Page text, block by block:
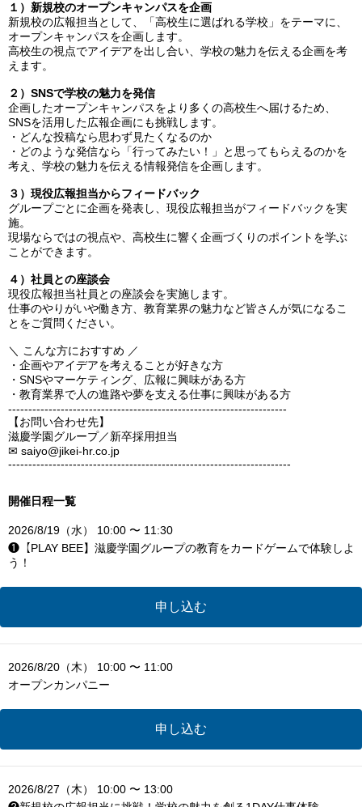
１）新規校のオープンキャンパスを企画
新規校の広報担当として、「高校生に選ばれる学校」をテーマに、
オープンキャンパスを企画します。
高校生の視点でアイデアを出し合い、学校の魅力を伝える企画を考
えます。
２）SNSで学校の魅力を発信
企画したオープンキャンパスをより多くの高校生へ届けるため、
SNSを活用した広報企画にも挑戦します。
・どんな投稿なら思わず見たくなるのか
・どのような発信なら「行ってみたい！」と思ってもらえるのかを
考え、学校の魅力を伝える情報発信を企画します。
３）現役広報担当からフィードバック
グループごとに企画を発表し、現役広報担当がフィードバックを実
施。
現場ならではの視点や、高校生に響く企画づくりのポイントを学ぶ
ことができます。
４）社員との座談会
現役広報担当社員との座談会を実施します。
仕事のやりがいや働き方、教育業界の魅力など皆さんが気になるこ
とをご質問ください。
＼ こんな方におすすめ ／
・企画やアイデアを考えることが好きな方
・SNSやマーケティング、広報に興味がある方
・教育業界で人の進路や夢を支える仕事に興味がある方
---------------------------------------------------------------------
【お問い合わせ先】
滋慶学園グループ／新卒採用担当
✉ saiyo@jikei-hr.co.jp
----------------------------------------------------------------------
開催日程一覧
2026/8/19（水） 10:00 〜 11:30
❶【PLAY BEE】滋慶学園グループの教育をカードゲームで体験しよ
う！
申し込む
2026/8/20（木） 10:00 〜 11:00
オープンカンパニー
申し込む
2026/8/27（木） 10:00 〜 13:00